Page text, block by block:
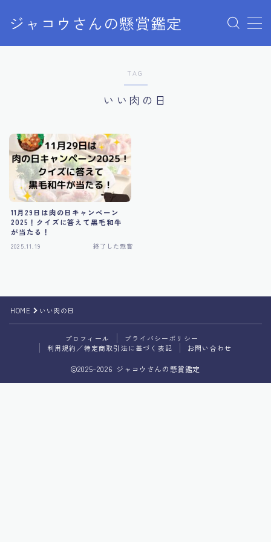
ジャコウさんの懸賞鑑定
MENU
クローズドキャンペーン
ユニバ懸賞
商品購入
当選報告
利用規約／特定商取引法に基づく表記
TAG
いい肉の日
11月29日は肉の日キャンペーン
2025！クイズに答えて黒毛和牛
が当たる！
2025.11.19 終了した懸賞
HOME いい肉の日
プロフィール
プライバシーポリシー
利用規約／特定商取引法に基づく表記
お問い合わせ
2025–2026 ジャコウさんの懸賞鑑定